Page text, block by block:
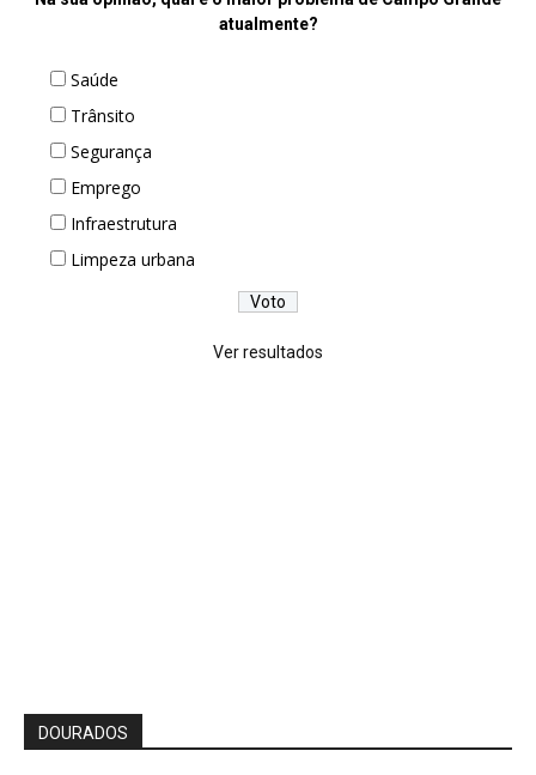
atualmente?
Saúde
Trânsito
Segurança
Emprego
Infraestrutura
Limpeza urbana
Ver resultados
DOURADOS